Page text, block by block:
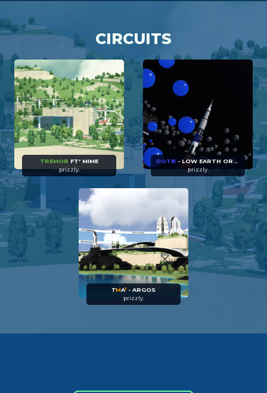
CIRCUITS
TREMOR FT' MIME
prizzly.
OOTB - LOW EARTH ORBIT FT' LINK
prizzly.
TMA³- ARGOS
prizzly.